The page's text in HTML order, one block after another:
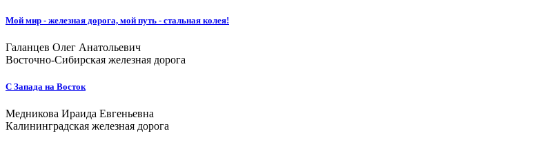
Мой мир - железная дорога, мой путь - стальная колея!
Галанцев Олег Анатольевич
Восточно-Сибирская железная дорога
С Запада на Восток
Медникова Ираида Евгеньевна
Калининградская железная дорога